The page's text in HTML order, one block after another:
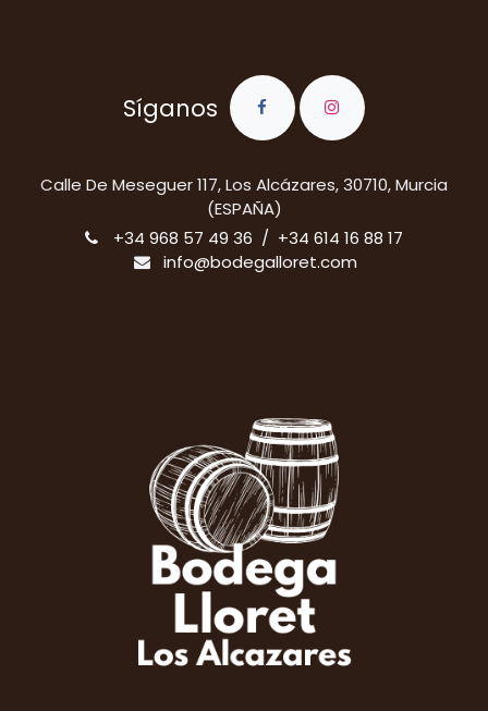
Síganos
​Calle De Meseguer 117, Los Alcázares, 30710, Murcia
(ESPAÑA)
+34 968 57 49 36 / +34 614 16 88 17
info@bodegalloret.com